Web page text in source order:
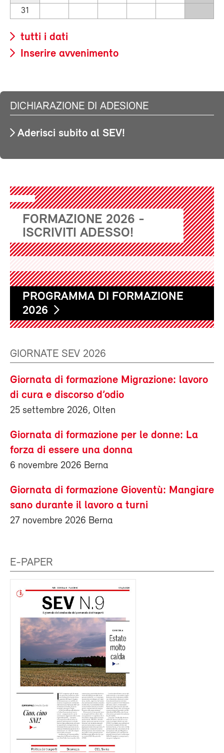
31
tutti i dati
Inserire avvenimento
DICHIARAZIONE DI ADESIONE
Aderisci subito al SEV!
FORMAZIONE 2026 -
ISCRIVITI ADESSO!
PROGRAMMA DI FORMAZIONE
2026
GIORNATE SEV 2026
Giornata di formazione Migrazione: lavoro
di cura e discorso d’odio
25 settembre 2026, Olten
Giornata di formazione per le donne: La
forza di essere una donna
6 novembre 2026 Berna
Giornata di formazione Gioventù: Mangiare
sano durante il lavoro a turni
27 novembre 2026 Berna
E-PAPER